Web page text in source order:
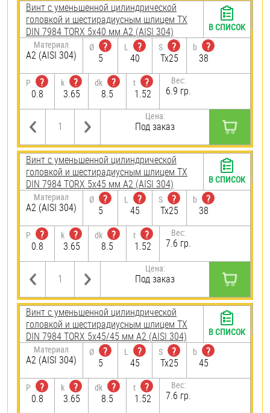
Винт с уменьшенной цилиндрической
головкой и шестирадиусным шлицем TX
DIN 7984 TORX 5х40 мм А2 (AISI 304)
Материал
А2 (AISI 304)
Ø
?
5
L
?
40
S
?
Tx25
b
?
38
P
?
0.8
k
?
3.65
dk
?
8.5
t
?
1.52
Вес:
6.9 гр.
Цена:
Под заказ
В СПИСОК
Винт с уменьшенной цилиндрической
головкой и шестирадиусным шлицем TX
DIN 7984 TORX 5х45 мм А2 (AISI 304)
Материал
А2 (AISI 304)
Ø
?
5
L
?
45
S
?
Tx25
b
?
38
P
?
0.8
k
?
3.65
dk
?
8.5
t
?
1.52
Вес:
7.6 гр.
Цена:
Под заказ
В СПИСОК
Винт с уменьшенной цилиндрической
головкой и шестирадиусным шлицем TX
DIN 7984 TORX 5х45/45 мм А2 (AISI 304)
Материал
А2 (AISI 304)
Ø
?
5
L
?
45
S
?
Tx25
b
?
45
P
?
0.8
k
?
3.65
dk
?
8.5
t
?
1.52
Вес:
7.6 гр.
В СПИСОК